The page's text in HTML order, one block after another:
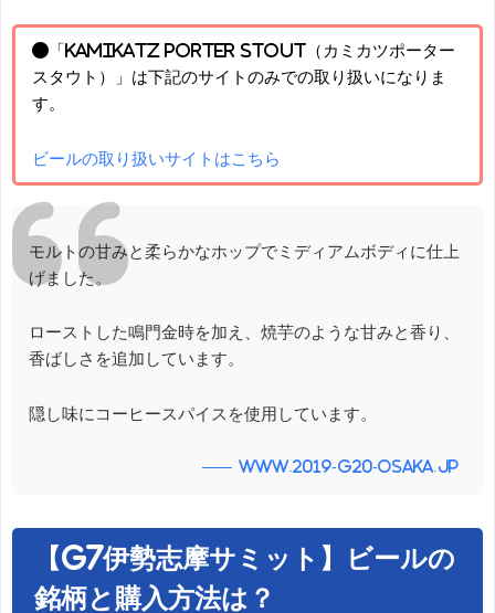
●「KAMIKATZ PORTER STOUT（カミカツポーター
スタウト）」は下記のサイトのみでの取り扱いになりま
す。
ビールの取り扱いサイトはこちら
モルトの甘みと柔らかなホップでミディアムボディに仕上
げました。
ローストした鳴門金時を加え、焼芋のような甘みと香り、
香ばしさを追加しています。
隠し味にコーヒースパイスを使用しています。
www.2019-g20-osaka.jp
【G7伊勢志摩サミット】ビールの
銘柄と購入方法は？